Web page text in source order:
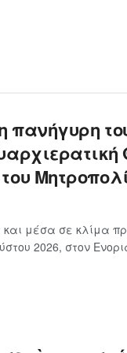
πανήγυρη
μέσα σε κλίμα
2026, στον